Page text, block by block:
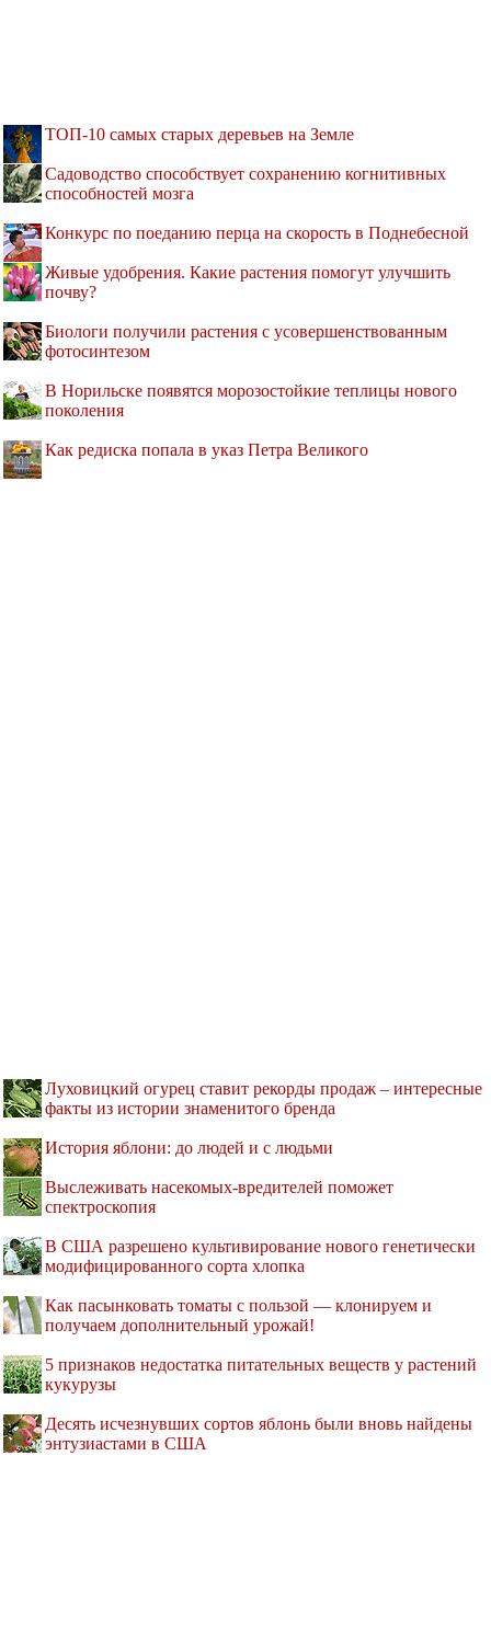
ТОП-10 самых старых деревьев на Земле
Садоводство способствует сохранению когнитивных
способностей мозга
Конкурс по поеданию перца на скорость в Поднебесной
Живые удобрения. Какие растения помогут улучшить
почву?
Биологи получили растения с усовершенствованным
фотосинтезом
В Норильске появятся морозостойкие теплицы нового
поколения
Как редиска попала в указ Петра Великого
Луховицкий огурец ставит рекорды продаж – интересные
факты из истории знаменитого бренда
История яблони: до людей и с людьми
Выслеживать насекомых-вредителей поможет
спектроскопия
В США разрешено культивирование нового генетически
модифицированного сорта хлопка
Как пасынковать томаты с пользой — клонируем и
получаем дополнительный урожай!
5 признаков недостатка питательных веществ у растений
кукурузы
Десять исчезнувших сортов яблонь были вновь найдены
энтузиастами в США